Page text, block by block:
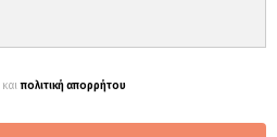
καιπολιτική απορρήτου